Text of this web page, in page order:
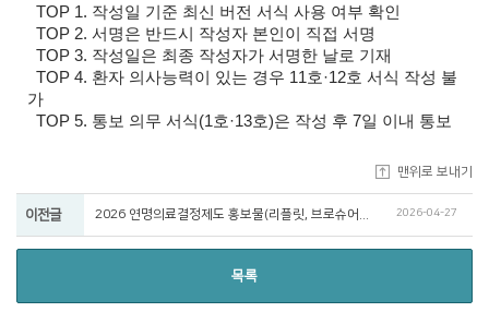
TOP 1. 작성일 기준 최신 버전 서식 사용 여부 확인
TOP 2. 서명은 반드시 작성자 본인이 직접 서명
TOP 3. 작성일은 최종 작성자가 서명한 날로 기재
TOP 4. 환자 의사능력이 있는 경우 11호·12호 서식 작성 불
가
TOP 5. 통보 의무 서식(1호·13호)은 작성 후 7일 이내 통보
맨위로 보내기
이전글 2026-04-27
목록